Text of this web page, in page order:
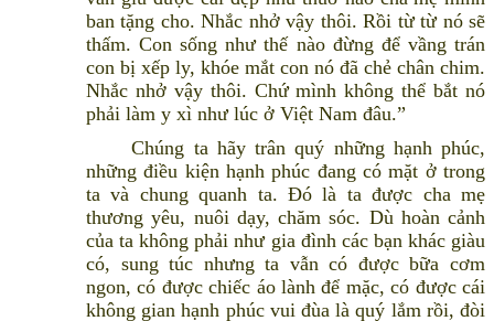
ban tặng cho. Nhắc nhở vậy thôi. Rồi từ từ nó sẽ
thấm. Con sống như thế nào đừng để vầng trán
con bị xếp ly, khóe mắt con nó đã chẻ chân chim.
Nhắc nhở vậy thôi. Chứ mình không thể bắt nó
phải làm y xì như lúc ở Việt Nam đâu.”
Chúng ta hãy trân quý những hạnh phúc,
những điều kiện hạnh phúc đang có mặt ở trong
ta và chung quanh ta. Đó là ta được cha mẹ
thương yêu, nuôi dạy, chăm sóc. Dù hoàn cảnh
của ta không phải như gia đình các bạn khác giàu
có, sung túc nhưng ta vẫn có được bữa cơm
ngon, có được chiếc áo lành để mặc, có được cái
không gian hạnh phúc vui đùa là quý lắm rồi, đòi